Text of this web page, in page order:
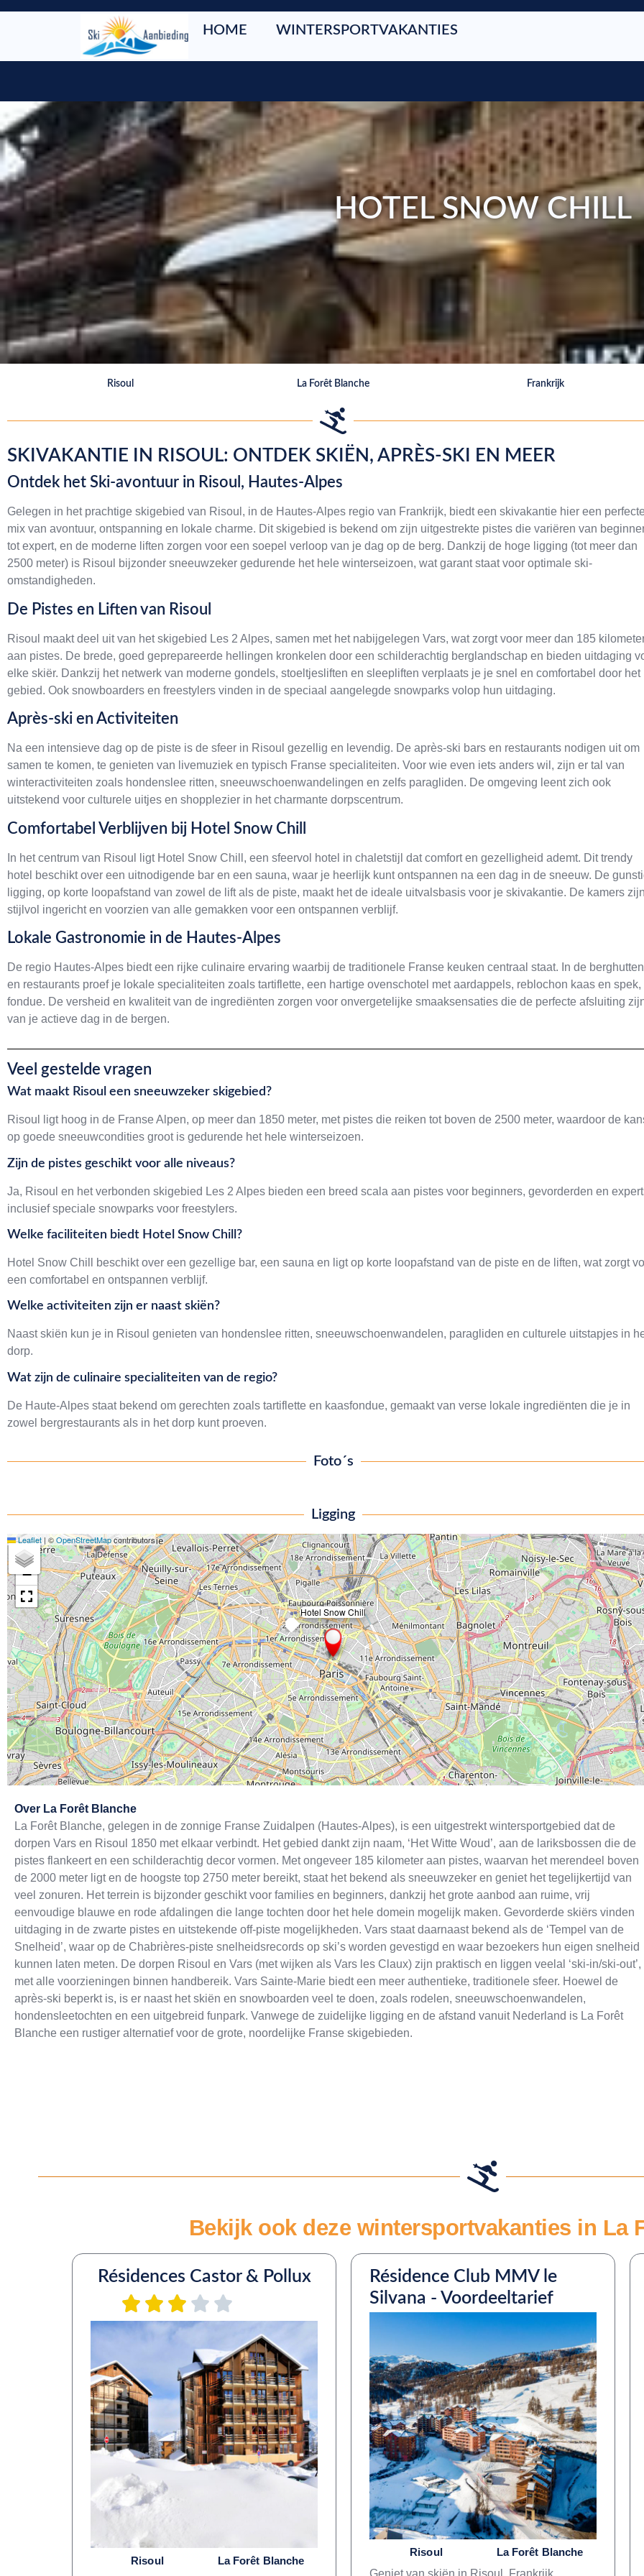
HOME WINTERSPORTVAKANTIES
HOTEL SNOW CHILL
Risoul La Forêt Blanche Frankrijk
SKIVAKANTIE IN RISOUL: ONTDEK SKIËN, APRÈS-SKI EN MEER
Ontdek het Ski-avontuur in Risoul, Hautes-Alpes
Gelegen in het prachtige skigebied van Risoul, in de Hautes-Alpes regio van Frankrijk, biedt een skivakantie hier een
mix van avontuur, ontspanning en lokale charme. Dit skigebied is bekend om zijn uitgestrekte pistes die variëren van
tot expert, en de moderne liften zorgen voor een soepel verloop van je dag op de berg. Dankzij de hoge ligging (tot meer dan
2500 meter) is Risoul bijzonder sneeuwzeker gedurende het hele winterseizoen, wat garant staat voor optimale ski-
omstandigheden.
De Pistes en Liften van Risoul
Risoul maakt deel uit van het skigebied Les 2 Alpes, samen met het nabijgelegen Vars, wat zorgt voor meer dan 185
aan pistes. De brede, goed geprepareerde hellingen kronkelen door een schilderachtig berglandschap en bieden uitdaging
elke skiër. Dankzij het netwerk van moderne gondels, stoeltjesliften en sleepliften verplaats je je snel en comfortabel door het
gebied. Ook snowboarders en freestylers vinden in de speciaal aangelegde snowparks volop hun uitdaging.
Après-ski en Activiteiten
Na een intensieve dag op de piste is de sfeer in Risoul gezellig en levendig. De après-ski bars en restaurants nodigen uit om
samen te komen, te genieten van livemuziek en typisch Franse specialiteiten. Voor wie even iets anders wil, zijn er tal van
winteractiviteiten zoals hondenslee ritten, sneeuwschoenwandelingen en zelfs paragliden. De omgeving leent zich ook
uitstekend voor culturele uitjes en shopplezier in het charmante dorpscentrum.
Comfortabel Verblijven bij Hotel Snow Chill
In het centrum van Risoul ligt Hotel Snow Chill, een sfeervol hotel in chaletstijl dat comfort en gezelligheid ademt. Dit trendy
hotel beschikt over een uitnodigende bar en een sauna, waar je heerlijk kunt ontspannen na een dag in de sneeuw. De
ligging, op korte loopafstand van zowel de lift als de piste, maakt het de ideale uitvalsbasis voor je skivakantie. De kamers
stijlvol ingericht en voorzien van alle gemakken voor een ontspannen verblijf.
Lokale Gastronomie in de Hautes-Alpes
De regio Hautes-Alpes biedt een rijke culinaire ervaring waarbij de traditionele Franse keuken centraal staat. In de berghutten
en restaurants proef je lokale specialiteiten zoals tartiflette, een hartige ovenschotel met aardappels, reblochon kaas en spek,
fondue. De versheid en kwaliteit van de ingrediënten zorgen voor onvergetelijke smaaksensaties die de perfecte afsluiting
van je actieve dag in de bergen.
Veel gestelde vragen
Wat maakt Risoul een sneeuwzeker skigebied?
Risoul ligt hoog in de Franse Alpen, op meer dan 1850 meter, met pistes die reiken tot boven de 2500 meter, waardoor de
op goede sneeuwcondities groot is gedurende het hele winterseizoen.
Zijn de pistes geschikt voor alle niveaus?
Ja, Risoul en het verbonden skigebied Les 2 Alpes bieden een breed scala aan pistes voor beginners, gevorderden en
inclusief speciale snowparks voor freestylers.
Welke faciliteiten biedt Hotel Snow Chill?
Hotel Snow Chill beschikt over een gezellige bar, een sauna en ligt op korte loopafstand van de piste en de liften, wat zorgt
een comfortabel en ontspannen verblijf.
Welke activiteiten zijn er naast skiën?
Naast skiën kun je in Risoul genieten van hondenslee ritten, sneeuwschoenwandelen, paragliden en culturele uitstapjes in
dorp.
Wat zijn de culinaire specialiteiten van de regio?
De Haute-Alpes staat bekend om gerechten zoals tartiflette en kaasfondue, gemaakt van verse lokale ingrediënten die je in
zowel bergrestaurants als in het dorp kunt proeven.
Foto´s
Ligging
Hotel Snow Chill
×
+
−
Leaflet | ©OpenStreetMapcontributors
Over La Forêt Blanche
La Forêt Blanche, gelegen in de zonnige Franse Zuidalpen (Hautes-Alpes), is een uitgestrekt wintersportgebied dat de
dorpen Vars en Risoul 1850 met elkaar verbindt. Het gebied dankt zijn naam, ‘Het Witte Woud’, aan de lariksbossen die de
pistes flankeert en een schilderachtig decor vormen. Met ongeveer 185 kilometer aan pistes, waarvan het merendeel boven
de 2000 meter ligt en de hoogste top 2750 meter bereikt, staat het bekend als sneeuwzeker en geniet het tegelijkertijd van
veel zonuren. Het terrein is bijzonder geschikt voor families en beginners, dankzij het grote aanbod aan ruime, vrij
eenvoudige blauwe en rode afdalingen die lange tochten door het hele domein mogelijk maken. Gevorderde skiërs vinden
uitdaging in de zwarte pistes en uitstekende off-piste mogelijkheden. Vars staat daarnaast bekend als de ‘Tempel van de
Snelheid’, waar op de Chabrières-piste snelheidsrecords op ski’s worden gevestigd en waar bezoekers hun eigen snelheid
kunnen laten meten. De dorpen Risoul en Vars (met wijken als Vars les Claux) zijn praktisch en liggen veelal ‘ski-in/ski-out’,
met alle voorzieningen binnen handbereik. Vars Sainte-Marie biedt een meer authentieke, traditionele sfeer. Hoewel de
après-ski beperkt is, is er naast het skiën en snowboarden veel te doen, zoals rodelen, sneeuwschoenwandelen,
hondensleetochten en een uitgebreid funpark. Vanwege de zuidelijke ligging en de afstand vanuit Nederland is La Forêt
Blanche een rustiger alternatief voor de grote, noordelijke Franse skigebieden.
Bekijk ook deze wintersportvakanties in La
Résidences Castor & Pollux
Risoul La Forêt Blanche
Résidence Club MMV le
Silvana - Voordeeltarief
Risoul
La Forêt Blanche